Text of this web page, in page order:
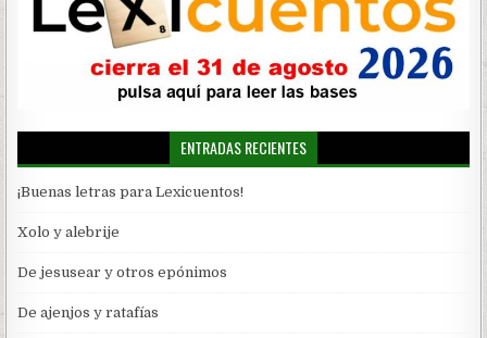
ENTRADAS RECIENTES
¡Buenas letras para Lexicuentos!
Xolo y alebrije
De jesusear y otros epónimos
De ajenjos y ratafías